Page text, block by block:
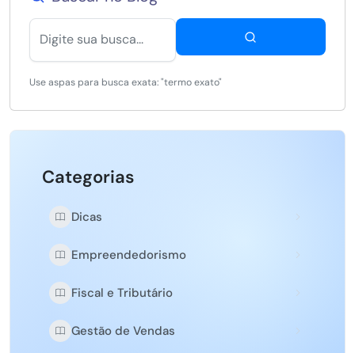
Use aspas para busca exata: "termo exato"
Categorias
Dicas
Empreendedorismo
Fiscal e Tributário
Gestão de Vendas